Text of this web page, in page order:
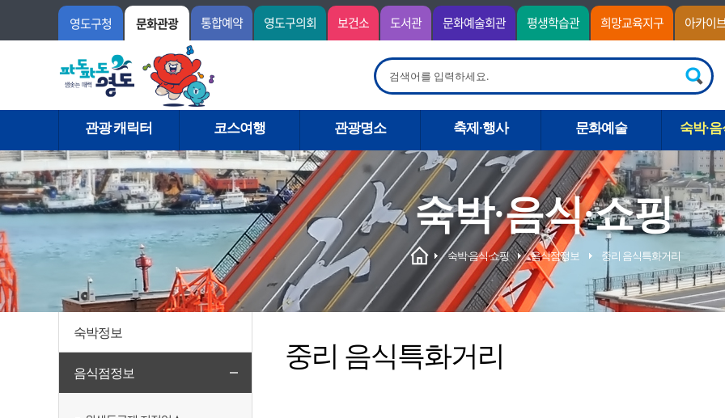
영도구청 문화관광 통합예약 영도구의회 보건소 도서관 문화예술회관 평생학습관 희망교육지구 아카이
관광 캐릭터 코스여행 관광명소 축제·행사 문화예술 숙박·
숙박·음식·쇼핑
숙박정보
음식점정보
숙박·음식·쇼핑 음식점정보 중리 음식특화거리
중리 음식특화거리